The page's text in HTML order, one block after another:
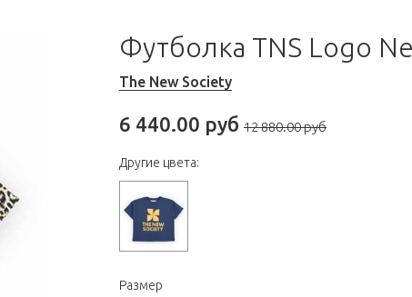
Футболка TNS Logo
The New Society
6 440.00 руб 12 880.00 руб
Другие цвета:
Размер